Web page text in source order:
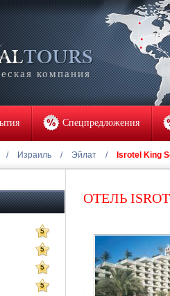
компания
Спецпредложения
/ Израиль / Эйлат / Isrotel King
5
5
5
5
ОТЕЛЬ